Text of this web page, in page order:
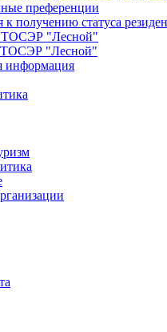
преференции
к получению статуса
ТОСЭР "Лесной"
"Лесной"
информация